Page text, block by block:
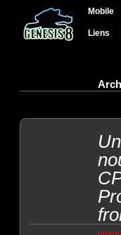
Mobile
Liens